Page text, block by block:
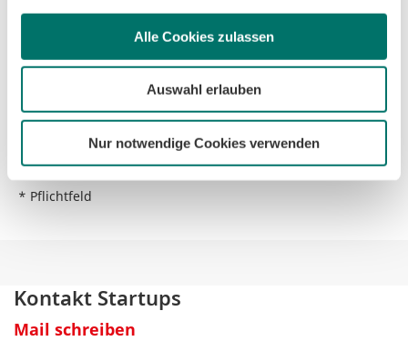
Alle Cookies zulassen
Auswahl erlauben
Nur notwendige Cookies verwenden
* Pflichtfeld
Kontakt Startups
Mail schreiben